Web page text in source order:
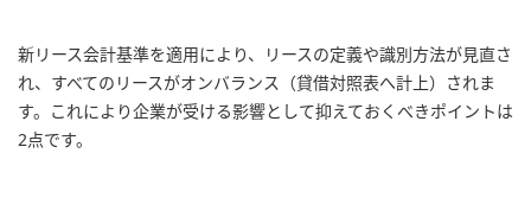
新リース会計基準を適用により、リースの定義や識別方法が見直さ
れ、すべてのリースがオンバランス（貸借対照表へ計上）されま
す。これにより企業が受ける影響として抑えておくべきポイントは
2点です。